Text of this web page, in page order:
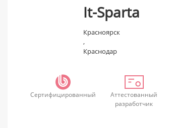
It-Sparta
Красноярск
,
Краснодар
Сертифицированный
Аттестованный
разработчик